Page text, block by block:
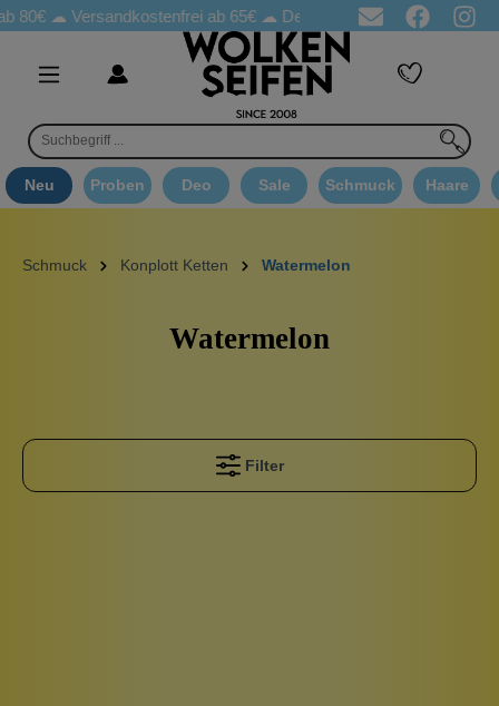
80€ ☁Versandkostenfrei ab 65€☁ Deo Proben in jeder Bestellung
Neu Proben Deo Sale Schmuck Haare
Schmuck Konplott Ketten Watermelon
Watermelon
Filter